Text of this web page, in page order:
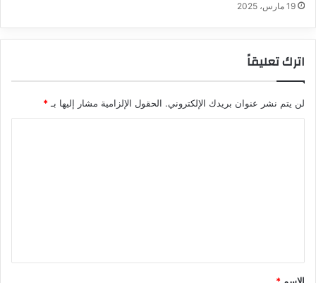
19 مارس، 2025
اترك تعليقاً
لن يتم نشر عنوان بريدك الإلكتروني. الحقول الإلزامية مشار إليها بـ*
*